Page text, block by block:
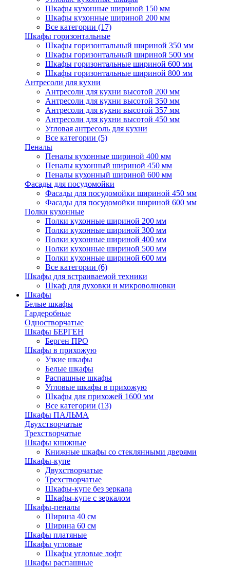
Шкафы кухонные шириной 150 мм
Шкафы кухонные шириной 200 мм
Все категории (17)
Шкафы горизонтальные
Шкафы горизонтальный шириной 350 мм
Шкафы горизонтальный шириной 500 мм
Шкафы горизонтальные шириной 600 мм
Шкафы горизонтальные шириной 800 мм
Антресоли для кухни
Антресоли для кухни высотой 200 мм
Антресоли для кухни высотой 350 мм
Антресоли для кухни высотой 357 мм
Антресоли для кухни высотой 450 мм
Угловая антресоль для кухни
Все категории (5)
Пеналы
Пеналы кухонные шириной 400 мм
Пеналы кухонный шириной 450 мм
Пеналы кухонный шириной 600 мм
Фасады для посудомойки
Фасады для посудомойки шириной 450 мм
Фасады для посудомойки шириной 600 мм
Полки кухонные
Полки кухонные шириной 200 мм
Полки кухонные шириной 300 мм
Полки кухонные шириной 400 мм
Полки кухонные шириной 500 мм
Полки кухонные шириной 600 мм
Все категории (6)
Шкафы для встраиваемой техники
Шкаф для духовки и микроволновки
Шкафы
Белые шкафы
Гардеробные
Одностворчатые
Шкафы БЕРГЕН
Берген ПРО
Шкафы в прихожую
Узкие шкафы
Белые шкафы
Распашные шкафы
Угловые шкафы в прихожую
Шкафы для прихожей 1600 мм
Все категории (13)
Шкафы ПАЛЬМА
Двухстворчатые
Трехстворчатые
Шкафы книжные
Книжные шкафы со стеклянными дверями
Шкафы-купе
Двухстворчатые
Трехстворчатые
Шкафы-купе без зеркала
Шкафы-купе с зеркалом
Шкафы-пеналы
Ширина 40 см
Ширина 60 см
Шкафы платяные
Шкафы угловые
Шкафы угловые лофт
Шкафы распашные